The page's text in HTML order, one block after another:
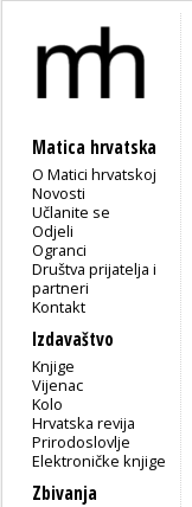
Matica hrvatska
O Matici hrvatskoj
Novosti
Učlanite se
Odjeli
Ogranci
Društva prijatelja i
partneri
Kontakt
Izdavaštvo
Knjige
Vijenac
Kolo
Hrvatska revija
Prirodoslovlje
Elektroničke knjige
Zbivanja